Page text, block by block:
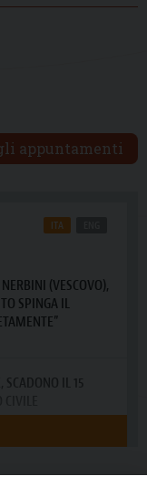
appuntamenti